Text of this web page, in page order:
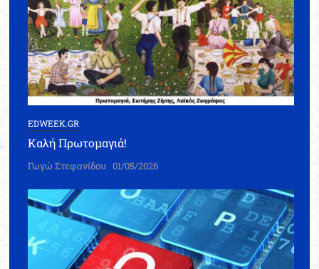
EDWEEK.GR
Καλή Πρωτομαγιά!
Γωγώ Στεφανίδου 01/05/2026